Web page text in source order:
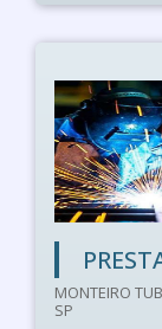
MONTEIRO
SP